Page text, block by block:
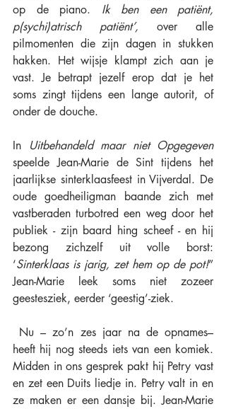
op de piano. Ik ben een patiënt,
p(sychi)atrisch patiënt’, over alle
pilmomenten die zijn dagen in stukken
hakken. Het wijsje klampt zich aan je
vast. Je betrapt jezelf erop dat je het
soms zingt tijdens een lange autorit, of
onder de douche.
In
Uitbehandeld maar niet Opgegeven
speelde Jean-Marie de Sint tijdens het
jaarlijkse sinterklaasfeest in Vijverdal. De
oude goedheiligman baande zich met
vastberaden turbotred een weg door het
publiek - zijn baard hing scheef - en hij
bezong zichzelf uit volle borst:
‘Sinterklaas is jarig, zet hem op de pot!”
Jean-Marie leek soms niet zozeer
geestesziek, eerder ‘geestig’-ziek.
heeft hij nog steeds iets van een komiek.
Midden in ons gesprek pakt hij Petry vast
en zet een Duits liedje in. Petry valt in en
ze maken er een dansje bij. Jean-Marie